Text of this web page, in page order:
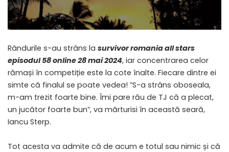
Rândurile s-au strâns la survivor romania all stars
episodul 58 online 28 mai 2024, iar concentrarea celor
rămași în competiție este la cote înalte. Fiecare dintre ei
simte că finalul se poate vedea! ”S-a strâns oboseala,
m-am trezit foarte bine. Îmi pare rău de TJ că a plecat,
un jucător foarte bun”, va mărturisi în această seară,
Iancu Sterp.
Tot acesta va admite că de acum e totul sau nimic și că